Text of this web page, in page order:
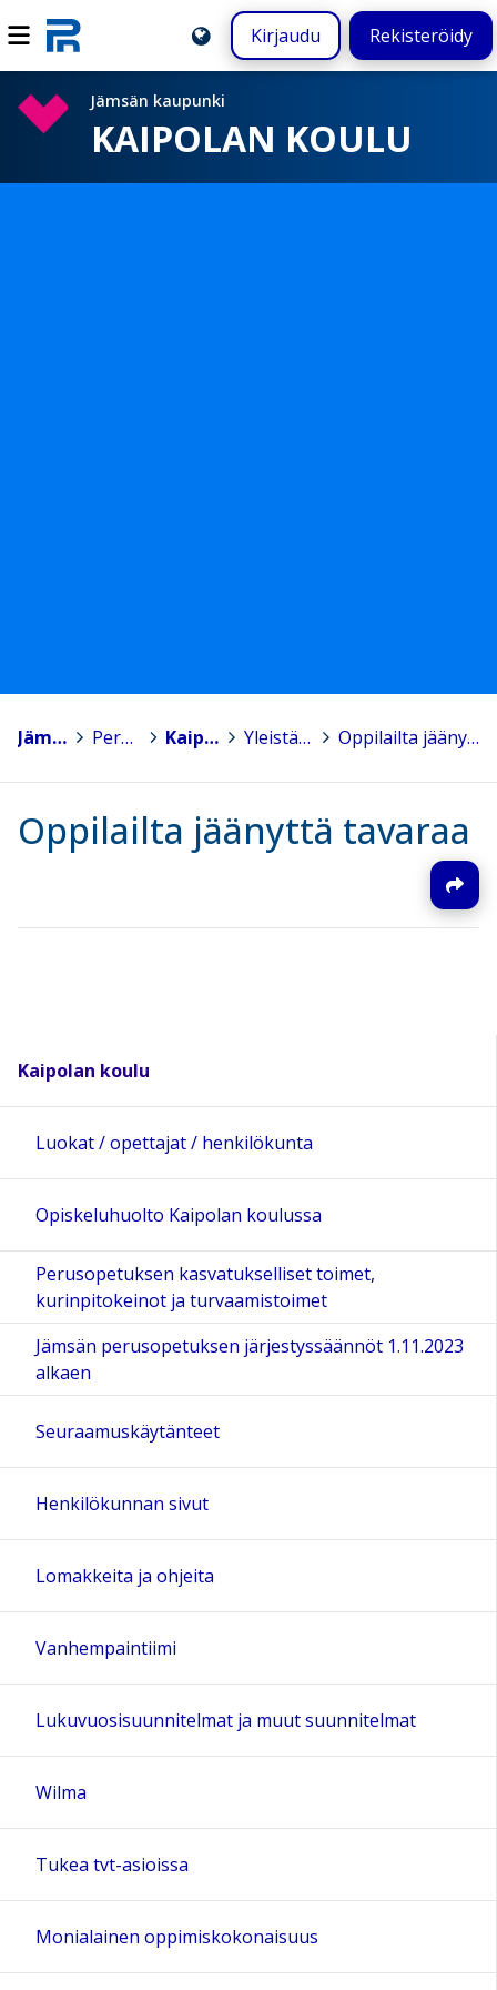
Kirjaudu Rekisteröidy
Jämsän kaupunki
KAIPOLAN KOULU
Jämsä Perusopetus > Kaipolan koulu > Yleistä tiedotettavaa > Oppilailta jäänyttä tavaraa
Oppilailta jäänyttä tavaraa
Kaipolan koulu
Luokat / opettajat / henkilökunta
Opiskeluhuolto Kaipolan koulussa
Perusopetuksen kasvatukselliset toimet,
kurinpitokeinot ja turvaamistoimet
Jämsän perusopetuksen järjestyssäännöt 1.11.2023
alkaen
Seuraamuskäytänteet
Henkilökunnan sivut
Lomakkeita ja ohjeita
Vanhempaintiimi
Lukuvuosisuunnitelmat ja muut suunnitelmat
Wilma
Tukea tvt-asioissa
Monialainen oppimiskokonaisuus